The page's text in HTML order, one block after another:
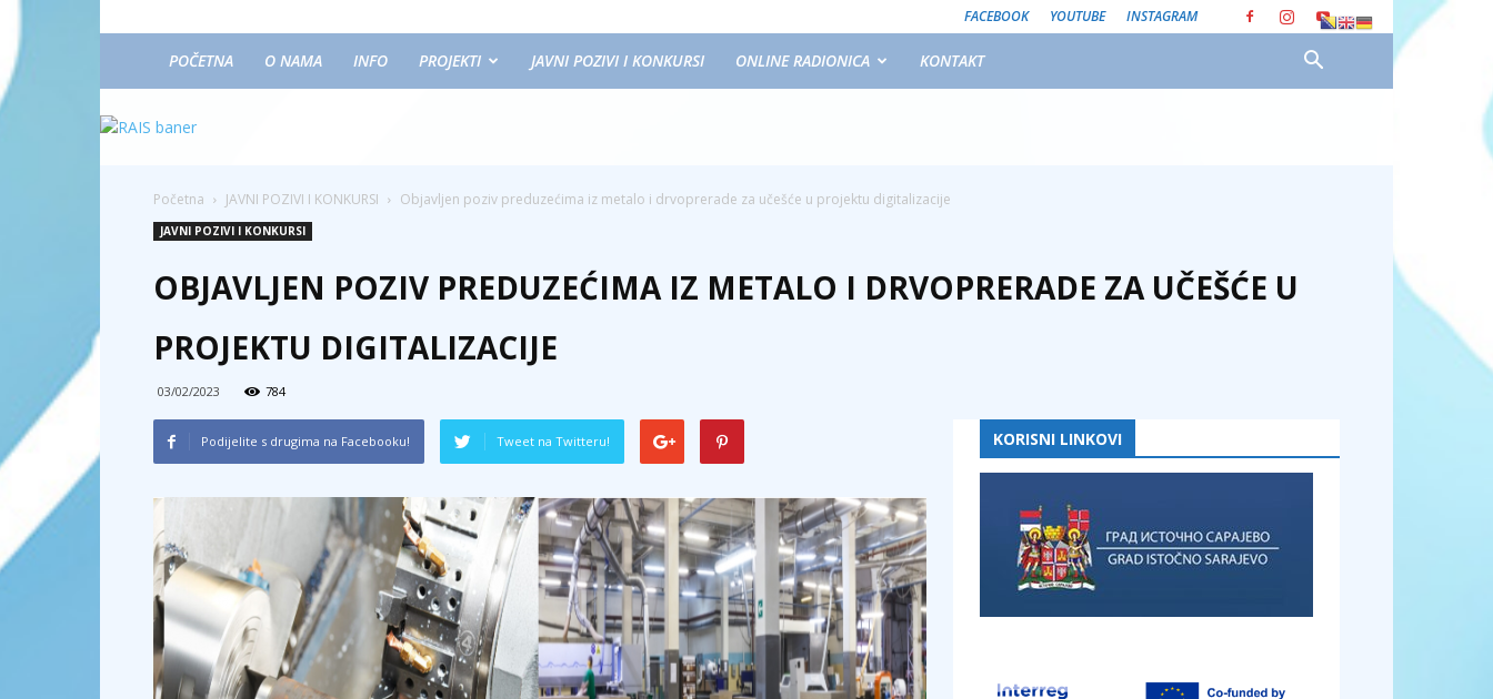
FACEBOOK YOUTUBE INSTAGRAM
POČETNA O NAMA INFO PROJEKTI JAVNI POZIVI I KONKURSI ONLINE RADIONICA KONTAKT
Početna JAVNI POZIVI I KONKURSI Objavljen poziv preduzećima iz metalo i drvoprerade za učešće u projektu digitalizacije
JAVNI POZIVI I KONKURSI
OBJAVLJEN POZIV PREDUZEĆIMA IZ METALO I DRVOPRERADE ZA UČEŠĆE U
PROJEKTU DIGITALIZACIJE
03/02/2023 784
Podijelite s drugima na Facebooku! Tweet na Twitteru! KORISNI LINKOVI